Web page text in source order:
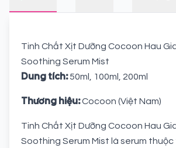
Tinh Chất Xịt Dưỡng Cocoon Hau
Soothing Serum Mist
Dung tích:50ml, 100ml, 200ml
Thương hiệu:Cocoon (Việt Nam)
Tinh Chất Xịt Dưỡng Cocoon Hau
Soothing Serum Mist là serum thuộc